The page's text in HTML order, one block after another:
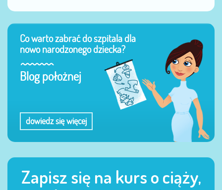
Co warto zabrać do szpitala dla
nowo narodzonego dziecka?
Blog położnej
dowiedz się więcej
Zapisz się na kurs o ciąży,